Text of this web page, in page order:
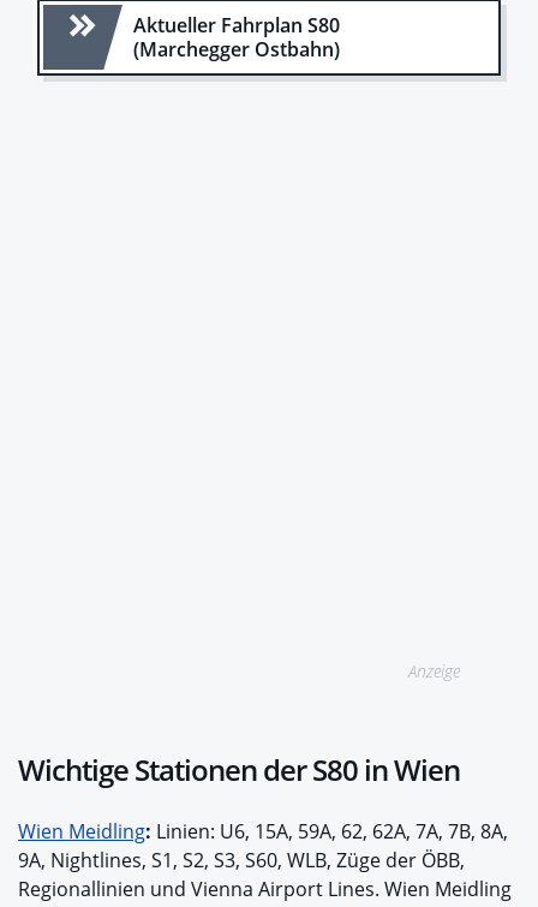
Aktueller Fahrplan S80
(Marchegger Ostbahn)
Anzeige
Wichtige Stationen der S80 in Wien
Wien Meidling: Linien: U6, 15A, 59A, 62, 62A, 7A, 7B, 8A,
9A, Nightlines, S1, S2, S3, S60, WLB, Züge der ÖBB,
Regionallinien und Vienna Airport Lines. Wien Meidling